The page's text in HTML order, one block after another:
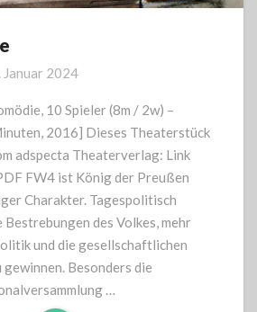
Januar 2024
10 Spieler (8m / 2w) –
2016] Dieses Theaterstück
adspecta Theaterverlag: Link
FW4 ist König der Preußen
Charakter. Tagespolitisch
des Volkes, mehr
und die gesellschaftlichen
Besonders die
…